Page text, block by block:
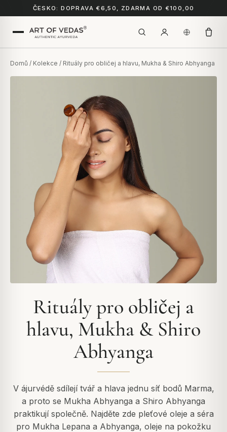
ČESKO: DOPRAVA €6,50, ZDARMA OD €100,00
Domů / Kolekce / Rituály pro obličej a hlavu, Mukha & Shiro Abhyanga
Rituály pro obličej a
hlavu, Mukha & Shiro
Abhyanga
V ájurvédě sdílejí tvář a hlava jednu síť bodů Marma,
a proto se Mukha Abhyanga a Shiro Abhyanga
praktikují společně. Najděte zde pleťové oleje a séra
pro Mukha Lepana a Abhyanga, oleje na pokožku